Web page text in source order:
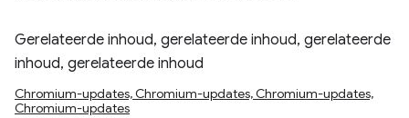
Gerelateerde inhoud, gerelateerde inhoud, gerelateerde
inhoud, gerelateerde inhoud
Chromium-updates, Chromium-updates, Chromium-updates,
Chromium-updates